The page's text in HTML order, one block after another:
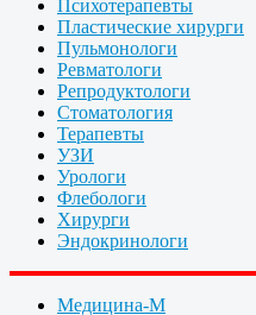
Психотерапевты
Пластические хирурги
Пульмонологи
Ревматологи
Репродуктологи
Стоматология
Терапевты
УЗИ
Урологи
Флебологи
Хирурги
Эндокринологи
Медицина-М